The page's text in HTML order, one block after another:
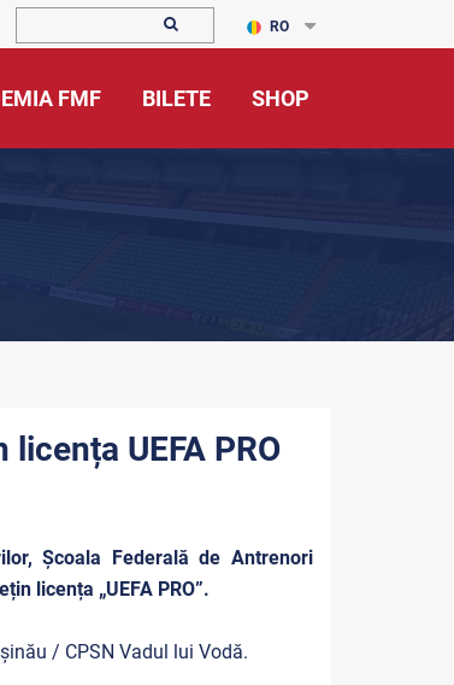
RO
FMF BILETE SHOP
UEFA PRO
Școala Federală de Antrenori
licența „UEFA PRO”.
/ CPSN Vadul lui Vodă.